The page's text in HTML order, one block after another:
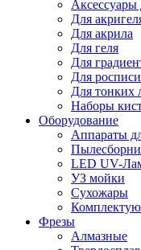
Аксессуары
Для
Для акрила
Для геля
Для
Для
Для тонких
Наборы
Оборудование
Аппараты
LED UV-
УЗ мойки
Сухожары
Фрезы
Алмазные